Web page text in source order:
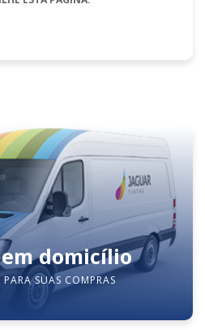
domicílio
SUAS COMPRAS